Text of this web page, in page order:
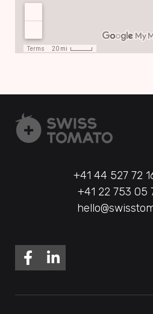
+41 44 527 72
+41 22 753 05